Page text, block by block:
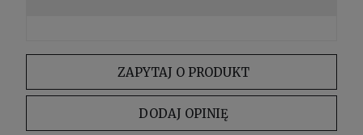
ZAPYTAJ O PRODUKT
DODAJ OPINIĘ